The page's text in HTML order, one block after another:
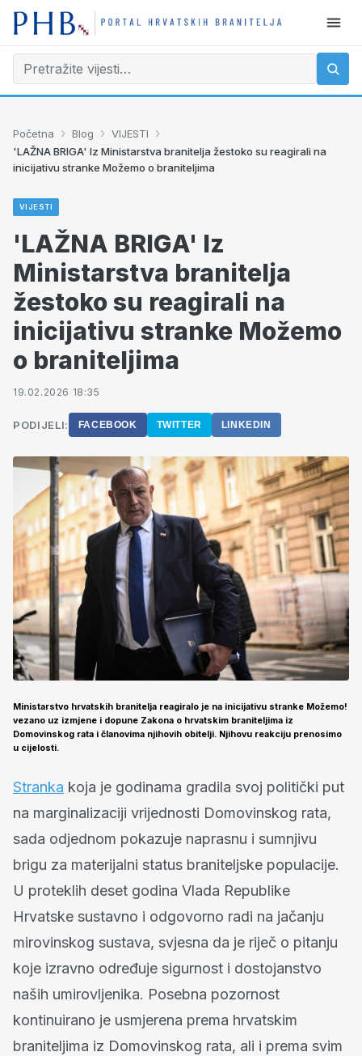
Početna › Blog › VIJESTI ›
'LAŽNA BRIGA' Iz Ministarstva branitelja žestoko su reagirali na
inicijativu stranke Možemo o braniteljima
VIJESTI
'LAŽNA BRIGA' Iz
Ministarstva branitelja
žestoko su reagirali na
inicijativu stranke Možemo
o braniteljima
19.02.2026 18:35
PODIJELI: FACEBOOK TWITTER LINKEDIN
Ministarstvo hrvatskih branitelja reagiralo je na inicijativu stranke Možemo!
vezano uz izmjene i dopune Zakona o hrvatskim braniteljima iz
Domovinskog rata i članovima njihovih obitelji. Njihovu reakciju prenosimo
u cijelosti.
Stranka koja je godinama gradila svoj politički put
na marginalizaciji vrijednosti Domovinskog rata,
sada odjednom pokazuje naprasnu i sumnjivu
brigu za materijalni status braniteljske populacije.
U proteklih deset godina Vlada Republike
Hrvatske sustavno i odgovorno radi na jačanju
mirovinskog sustava, svjesna da je riječ o pitanju
koje izravno određuje sigurnost i dostojanstvo
naših umirovljenika. Posebna pozornost
kontinuirano je usmjerena prema hrvatskim
braniteljima iz Domovinskog rata, ali i prema svim